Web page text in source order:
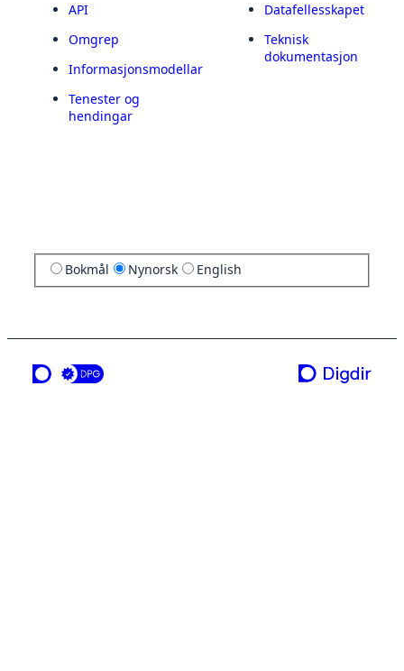
API
Omgrep
Informasjonsmodellar
Tenester og
hendingar
Datafellesskapet
Teknisk
dokumentasjon
Bokmål Nynorsk English